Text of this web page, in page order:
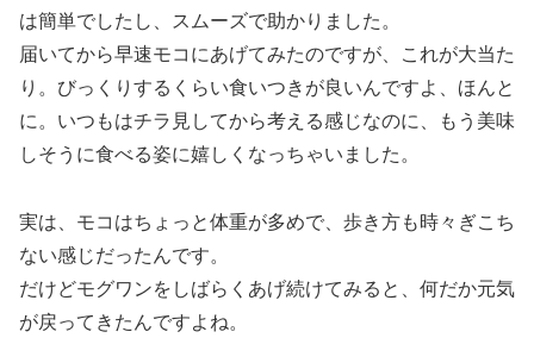
は簡単でしたし、スムーズで助かりました。
届いてから早速モコにあげてみたのですが、これが大当た
り。びっくりするくらい食いつきが良いんですよ、ほんと
に。いつもはチラ見してから考える感じなのに、もう美味
しそうに食べる姿に嬉しくなっちゃいました。
実は、モコはちょっと体重が多めで、歩き方も時々ぎこち
ない感じだったんです。
だけどモグワンをしばらくあげ続けてみると、何だか元気
が戻ってきたんですよね。